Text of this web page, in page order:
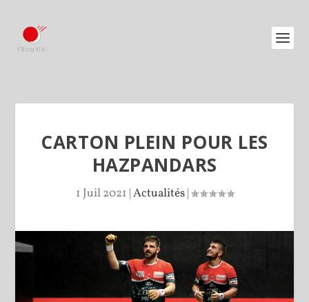
CARTON PLEIN POUR LES
HAZPANDARS
1 Juil 2021 |Actualités|